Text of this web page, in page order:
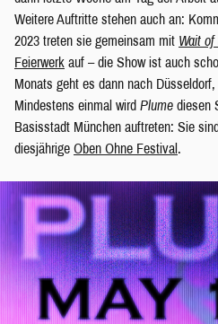
Weitere Auftritte stehen auch an:
2023 treten sie gemeinsam mit Wait
Feierwerk auf – die Show ist auch
Monats geht es dann nach
Mindestens einmal wird Plume diesen
Basisstadt München auftreten: Sie
diesjährige Oben Ohne Festival .